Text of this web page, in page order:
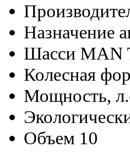
Назначение
Шасси MAN
Колесная
Мощность,
Объем 10